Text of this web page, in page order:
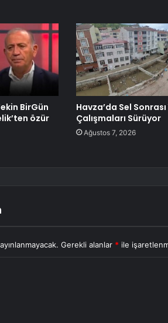
BirGün
özür
Havza’da Sel Sonrası
Çalışmaları Sürüyor
Ağustos 7, 2026
Gerekli alanlar * ile